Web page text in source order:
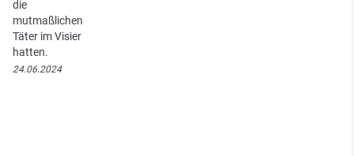
die
mutmaßlichen
Täter im Visier
hatten.
24.06.2024